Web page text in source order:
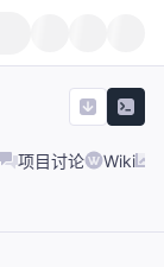
项目讨论 Wiki